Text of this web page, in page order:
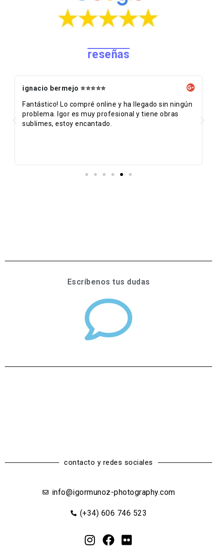
reseñas
ignacio bermejo ⭐⭐⭐⭐⭐
Fantástico! Lo compré online y ha llegado sin ningún
problema. Igor es muy profesional y tiene obras
sublimes, estoy encantado.
Escríbenos tus dudas
contacto y redes sociales
info@igormunoz-photography.com
(+34) 606 746 523